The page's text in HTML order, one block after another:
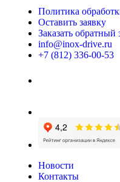
Политика
Оставить заявку
Заказать обратный
info@inox-drive.ru
+7 (812) 336-00-53
Новости
Контакты